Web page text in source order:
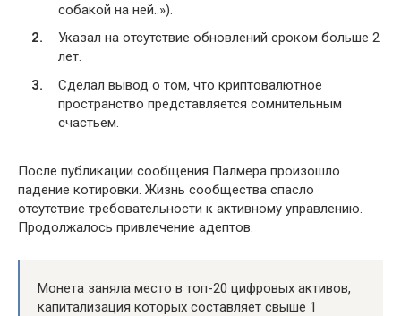
собакой на ней..»).
Указал на отсутствие обновлений сроком больше 2
лет.
Сделал вывод о том, что криптовалютное
пространство представляется сомнительным
счастьем.
После публикации сообщения Палмера произошло
падение котировки. Жизнь сообщества спасло
отсутствие требовательности к активному управлению.
Продолжалось привлечение адептов.
Монета заняла место в топ-20 цифровых активов,
капитализация которых составляет свыше 1